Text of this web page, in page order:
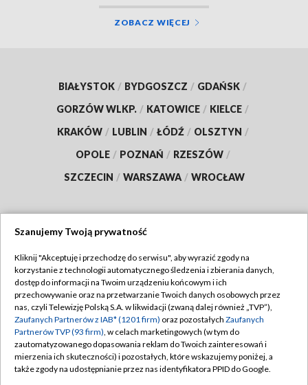
ZOBACZ WIĘCEJ
BIAŁYSTOK / BYDGOSZCZ / GDAŃSK /
GORZÓW WLKP. / KATOWICE / KIELCE /
KRAKÓW / LUBLIN / ŁÓDŹ / OLSZTYN /
OPOLE / POZNAŃ / RZESZÓW /
SZCZECIN / WARSZAWA / WROCŁAW
TVP
Abonament TVP
Emisja w TVP
Centrum informacji TVP
Naziemna Telewizja Cyfrowa
Regulamin TVP
Polityka prywatności
Moje zgody
Pomoc
Szanujemy Twoją prywatność
Kliknij "Akceptuję i przechodzę do serwisu", aby wyrazić zgody na
korzystanie z technologii automatycznego śledzenia i zbierania danych,
dostęp do informacji na Twoim urządzeniu końcowym i ich
przechowywanie oraz na przetwarzanie Twoich danych osobowych przez
nas, czyli Telewizję Polską S.A. w likwidacji (zwaną dalej również „TVP”),
Zaufanych Partnerów z IAB* (1201 firm) oraz pozostałych Zaufanych
Partnerów TVP (93 firm), w celach marketingowych (w tym do
zautomatyzowanego dopasowania reklam do Twoich zainteresowań i
mierzenia ich skuteczności) i pozostałych, które wskazujemy poniżej, a
także zgody na udostępnianie przez nas identyfikatora PPID do Google.